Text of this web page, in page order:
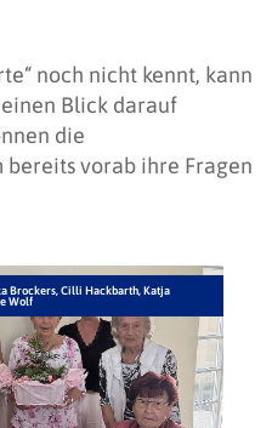
noch nicht kennt, kann
Blick darauf
die
vorab ihre Fragen
Brockers, Cilli Hackbarth, Katja
Wolf